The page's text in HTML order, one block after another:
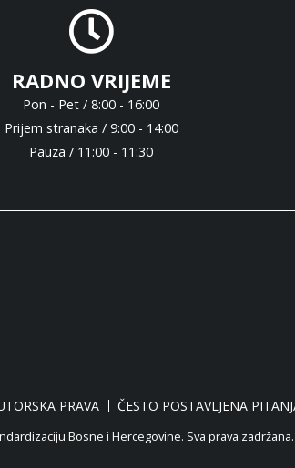
RADNO VRIJEME
Pon - Pet / 8:00 - 16:00
Prijem stranaka / 9:00 - 14:00
Pauza / 11:00 - 11:30
PRAVA ČESTO POSTAVLJENA
Bosne i Hercegovine. Sva prava zadržana.